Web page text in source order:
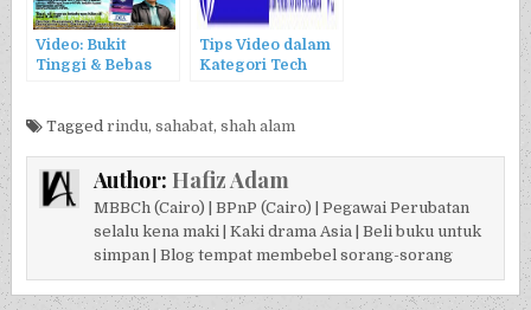
Video: Bukit
Tinggi & Bebas
Tips Video dalam
Kategori Tech
Taggedrindu,sahabat,shah alam
Author: Hafiz Adam
MBBCh (Cairo) | BPnP (Cairo) | Pegawai Perubatan
selalu kena maki | Kaki drama Asia | Beli buku untuk
simpan | Blog tempat membebel sorang-sorang